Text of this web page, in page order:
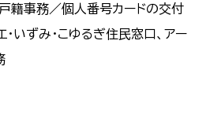
籍事務／個人番号カードの交付
いずみ・こゆるぎ住民窓口、アー